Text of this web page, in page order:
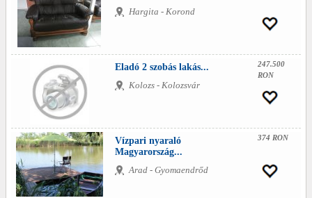
Hargita - Korond
Eladó 2 szobás lakás...
Kolozs - Kolozsvár
247.500
RON
Vízpari nyaraló
Magyarország...
Arad - Gyomaendrőd
374 RON